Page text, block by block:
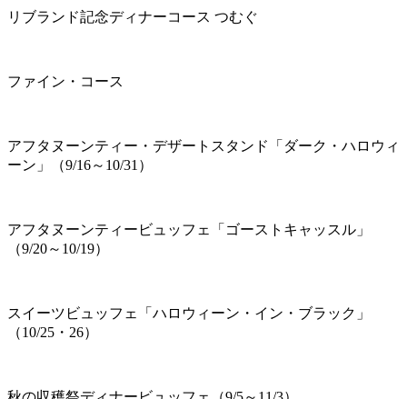
リブランド記念ディナーコース つむぐ
ファイン・コース
アフタヌーンティー・デザートスタンド「ダーク・ハロウィ
ーン」（9/16～10/31）
アフタヌーンティービュッフェ「ゴーストキャッスル」
（9/20～10/19）
スイーツビュッフェ「ハロウィーン・イン・ブラック」
（10/25・26）